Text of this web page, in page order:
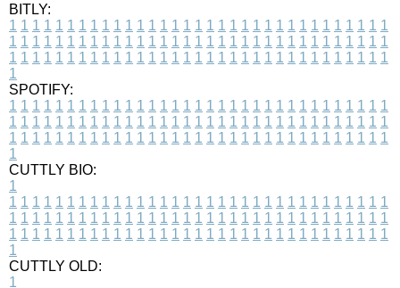
BITLY:
1 1 1 1 1 1 1 1 1 1 1 1 1 1 1 1 1 1 1 1 1 1 1 1 1 1 1 1 1 1 1 1 1
1 1 1 1 1 1 1 1 1 1 1 1 1 1 1 1 1 1 1 1 1 1 1 1 1 1 1 1 1 1 1 1 1
1 1 1 1 1 1 1 1 1 1 1 1 1 1 1 1 1 1 1 1 1 1 1 1 1 1 1 1 1 1 1 1 1
1
SPOTIFY:
1 1 1 1 1 1 1 1 1 1 1 1 1 1 1 1 1 1 1 1 1 1 1 1 1 1 1 1 1 1 1 1 1
1 1 1 1 1 1 1 1 1 1 1 1 1 1 1 1 1 1 1 1 1 1 1 1 1 1 1 1 1 1 1 1 1
1 1 1 1 1 1 1 1 1 1 1 1 1 1 1 1 1 1 1 1 1 1 1 1 1 1 1 1 1 1 1 1 1
1
CUTTLY BIO:
1
1 1 1 1 1 1 1 1 1 1 1 1 1 1 1 1 1 1 1 1 1 1 1 1 1 1 1 1 1 1 1 1 1
1 1 1 1 1 1 1 1 1 1 1 1 1 1 1 1 1 1 1 1 1 1 1 1 1 1 1 1 1 1 1 1 1
1 1 1 1 1 1 1 1 1 1 1 1 1 1 1 1 1 1 1 1 1 1 1 1 1 1 1 1 1 1 1 1 1
1
CUTTLY OLD:
1